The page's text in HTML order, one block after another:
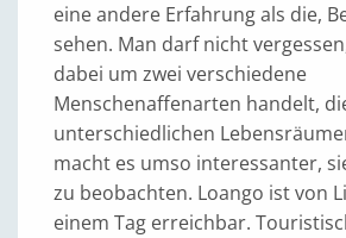
eine andere Erfahrung als die,
sehen. Man darf nicht
dabei um zwei verschiedene
Menschenaffenarten handelt,
unterschiedlichen
macht es umso interessanter,
zu beobachten. Loango ist von
einem Tag erreichbar.